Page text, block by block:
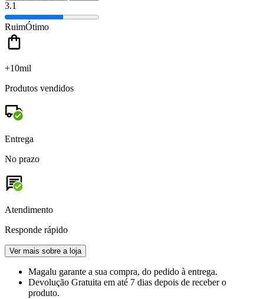
3.1
RuimÓtimo
+10mil
Produtos vendidos
Entrega
No prazo
Atendimento
Responde rápido
Ver mais sobre a loja
Magalu garante a sua compra, do pedido à entrega.
Devolução Gratuita em até 7 dias depois de receber o
produto.